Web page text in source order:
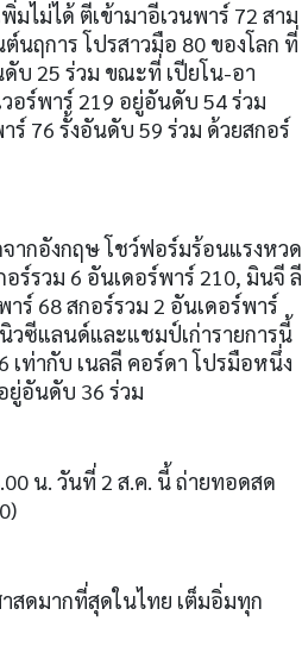
มไม่ได้ ตีเข้ามาอีเวนพาร์ 72 สาม
นฤการ โปรสาวมือ 80 ของโลก ที่
ดับ 25 ร่วม ขณะที่ เปียโน-อา
วอร์พาร์ 219 อยู่อันดับ 54ร่วม
ร์ 76 รั้งอันดับ 59 ร่วม ด้วยสกอร์
จากอังกฤษ โชว์ฟอร์มร้อนแรงหวด
อร์รวม 6 อันเดอร์พาร์ 210, มินจี ลี
าร์ 68สกอร์รวม 2 อันเดอร์พาร์
วซีแลนด์และแชมป์เก่ารายการนี้
เท่ากับ เนลลี คอร์ดา โปรมือหนึ่ง
ยู่อันดับ 36 ร่วม
น. วันที่ 2 ส.ค. นี้ ถ่ายทอดสด
ดมากที่สุดในไทย เต็มอิ่มทุก